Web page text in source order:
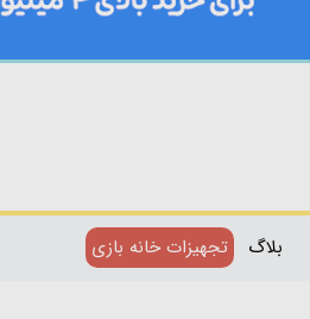
بلاگ تجهیزات خانه بازی